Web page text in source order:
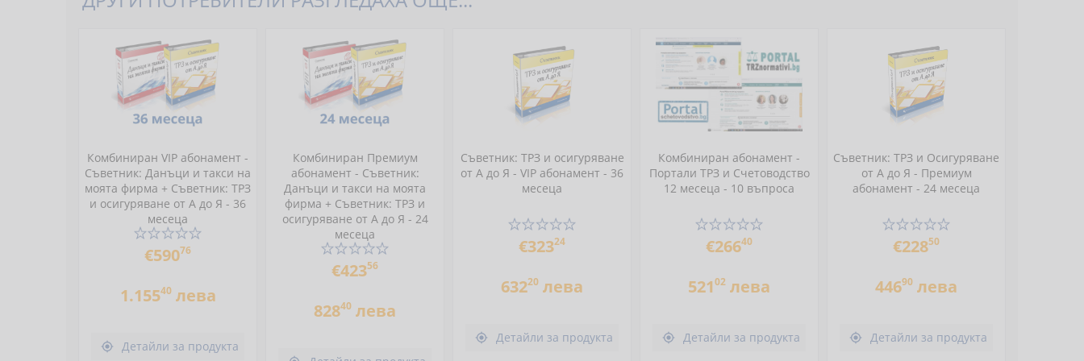
Комбиниран VIP абонамент -
Съветник: Данъци и такси на
моята фирма + Съветник: ТРЗ
и осигуряване от А до Я - 36
месеца
€59076
1.15540лева
 Детайли за продукта
Комбиниран Премиум
абонамент - Съветник:
Данъци и такси на моята
фирма + Съветник: ТРЗ и
осигуряване от А до Я - 24
месеца
€42356
82840 лева
Съветник: ТРЗ и осигуряване
от А до Я - VIP абонамент - 36
месеца
€32324
63220 лева
 Детайли за продукта
Комбиниран абонамент -
Портали ТРЗ и Счетоводство
12 месеца - 10 въпроса
€26640
52102 лева
 Детайли за продукта
Съветник: ТРЗ и Осигуряване
от А до Я - Премиум
абонамент - 24 месеца
€22850
44690 лева
 Детайли за продукта